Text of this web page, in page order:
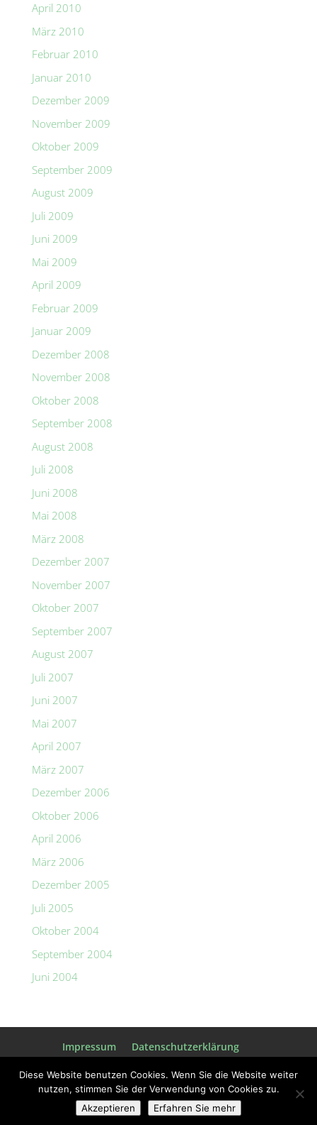
April 2010
März 2010
Februar 2010
Januar 2010
Dezember 2009
November 2009
Oktober 2009
September 2009
August 2009
Juli 2009
Juni 2009
Mai 2009
April 2009
Februar 2009
Januar 2009
Dezember 2008
November 2008
Oktober 2008
September 2008
August 2008
Juli 2008
Juni 2008
Mai 2008
März 2008
Dezember 2007
November 2007
Oktober 2007
September 2007
August 2007
Juli 2007
Juni 2007
Mai 2007
April 2007
März 2007
Dezember 2006
Oktober 2006
April 2006
März 2006
Dezember 2005
Juli 2005
Oktober 2004
September 2004
Juni 2004
Impressum Datenschutzerklärung
© Harmonika-Vereinigung Gaggenau e.V.
Diese Website benutzen Cookies. Wenn Sie die Website weiter
nutzen, stimmen Sie der Verwendung von Cookies zu.
Akzeptieren
Erfahren Sie mehr